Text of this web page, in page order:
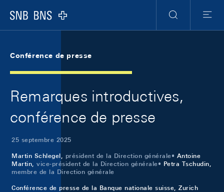
Logo
RechercheMenu
Conférence de presse
Remarques introductives,
conférence de presse
25 septembre 2025
Martin Schlegel, président de la Direction générale
Antoine
Martin, vice-président de la Direction générale
Petra Tschudin,
membre de la Direction générale
Conférence de presse de la Banque nationale suisse, Zurich